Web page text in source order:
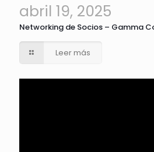
abril 19, 2025
Networking de Socios – Gamma
Leer más